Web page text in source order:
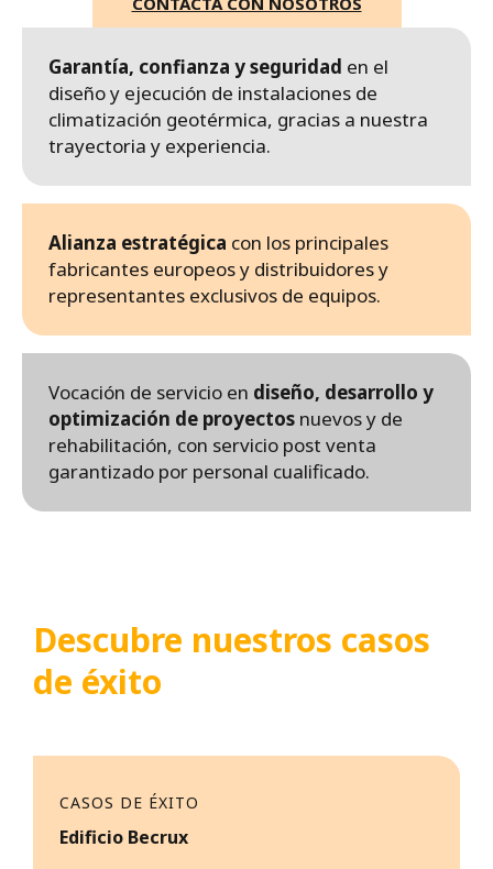
Garantía, confianza y seguridad en el
diseño y ejecución de instalaciones de
climatización geotérmica, gracias a nuestra
trayectoria y experiencia.
Alianza estratégica con los principales
fabricantes europeos y distribuidores y
representantes exclusivos de equipos.
Vocación de servicio en diseño, desarrollo y
optimización de proyectos nuevos y de
rehabilitación, con servicio post venta
garantizado por personal cualificado.
Descubre nuestros casos
de éxito
CASOS DE ÉXITO
Edificio Becrux